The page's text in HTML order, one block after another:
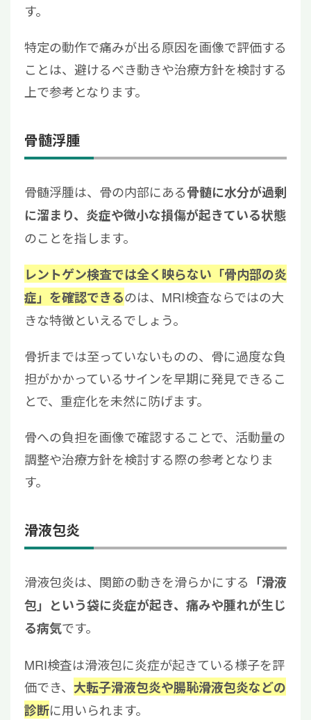
す。
特定の動作で痛みが出る原因を画像で評価する
ことは、避けるべき動きや治療方針を検討する
上で参考となります。
骨髄浮腫
骨髄浮腫は、骨の内部にある骨髄に水分が過剰
に溜まり、炎症や微小な損傷が起きている状態
のことを指します。
レントゲン検査では全く映らない「骨内部の炎
症」を確認できるのは、MRI検査ならではの大
きな特徴といえるでしょう。
骨折までは至っていないものの、骨に過度な負
担がかかっているサインを早期に発見できるこ
とで、重症化を未然に防げます。
骨への負担を画像で確認することで、活動量の
調整や治療方針を検討する際の参考となりま
す。
滑液包炎
滑液包炎は、関節の動きを滑らかにする 「滑液
包」という袋に炎症が起き、痛みや腫れが生じ
る病気です。
MRI検査は滑液包に炎症が起きている様子を評
価でき、 大転子滑液包炎や腸恥滑液包炎などの
診断に用いられます。